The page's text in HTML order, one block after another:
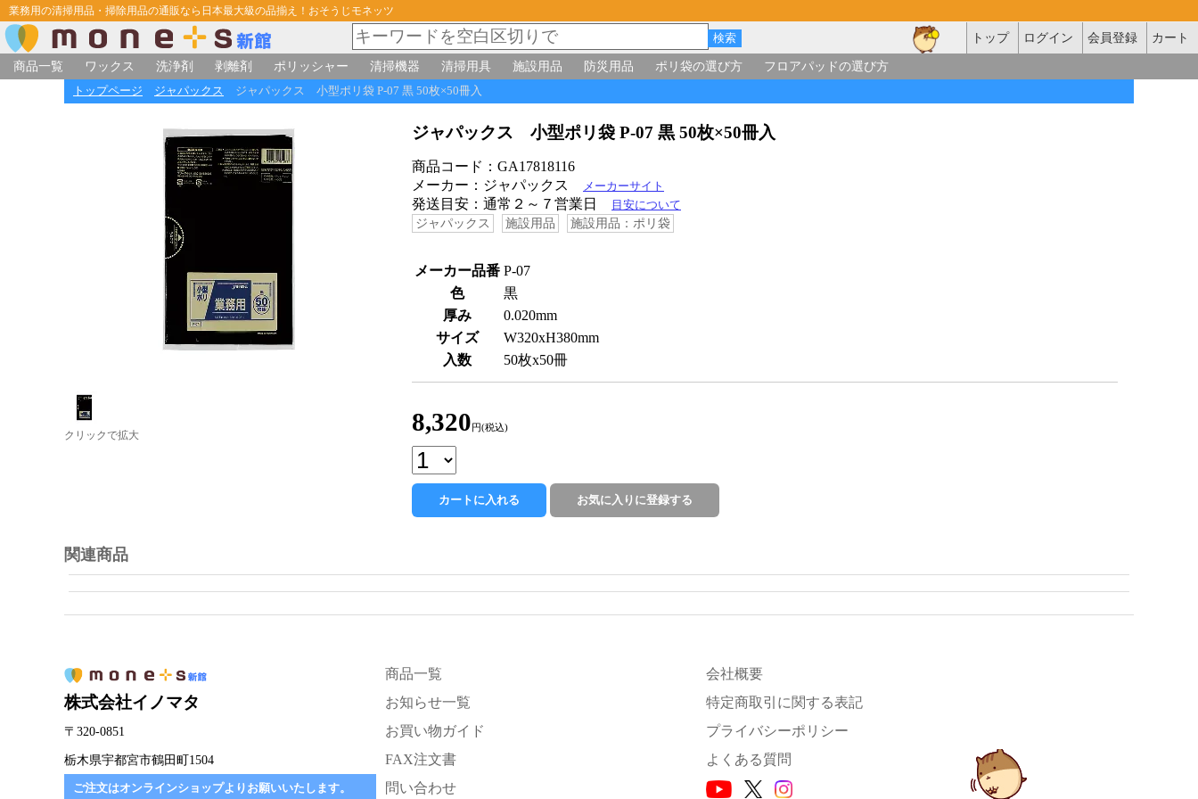
業務用の清掃用品・掃除用品の通販なら日本最大級の品揃え！おそうじモネッツ
トップ ログイン 会員登録
カート
商品一覧
ワックス 洗浄剤 剥離剤 ポリッシャー 清掃機器 清掃用具 施設用品 防災用品 ポリ袋の選び方 フロアパッドの選び方
トップページ ジャパックス ジャパックス 小型ポリ袋 P-07 黒 50枚×50冊入
クリックで拡大
ジャパックス 小型ポリ袋 P-07 黒 50枚×50冊入
商品コード：GA17818116
メーカー：ジャパックス
メーカーサイト
発送目安：通常２～７営業日 目安について
ジャパックス 施設用品 施設用品：ポリ袋
メーカー品番 P-07
色
黒
厚み
0.020mm
サイズ
W320xH380mm
入数
50枚x50冊
8,320 円(税込)
関連商品
株式会社イノマタ
〒320-0851
栃木県宇都宮市鶴田町1504
ご注文はオンラインショップよりお願いいたします。
商品一覧
お知らせ一覧
お買い物ガイド
FAX注文書
問い合わせ
会社概要
特定商取引に関する表記
プライバシーポリシー
よくある質問